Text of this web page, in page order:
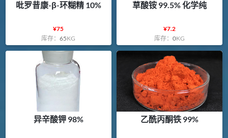
吡罗昔康-β-环糊精 10%
¥75
库存：65KG
草酸铵 99.5% 化学纯
¥7.2
库存：0KG
异辛酸钾 98% 乙酰丙酮铁 99%